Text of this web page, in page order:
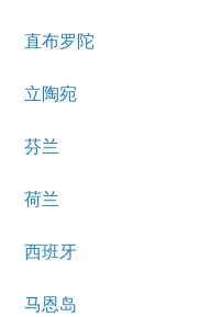
直布罗陀
立陶宛
芬兰
荷兰
西班牙
马恩岛